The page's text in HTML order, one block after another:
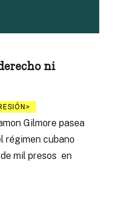
ni
Gilmore pasea
régimen cubano
mil presos en